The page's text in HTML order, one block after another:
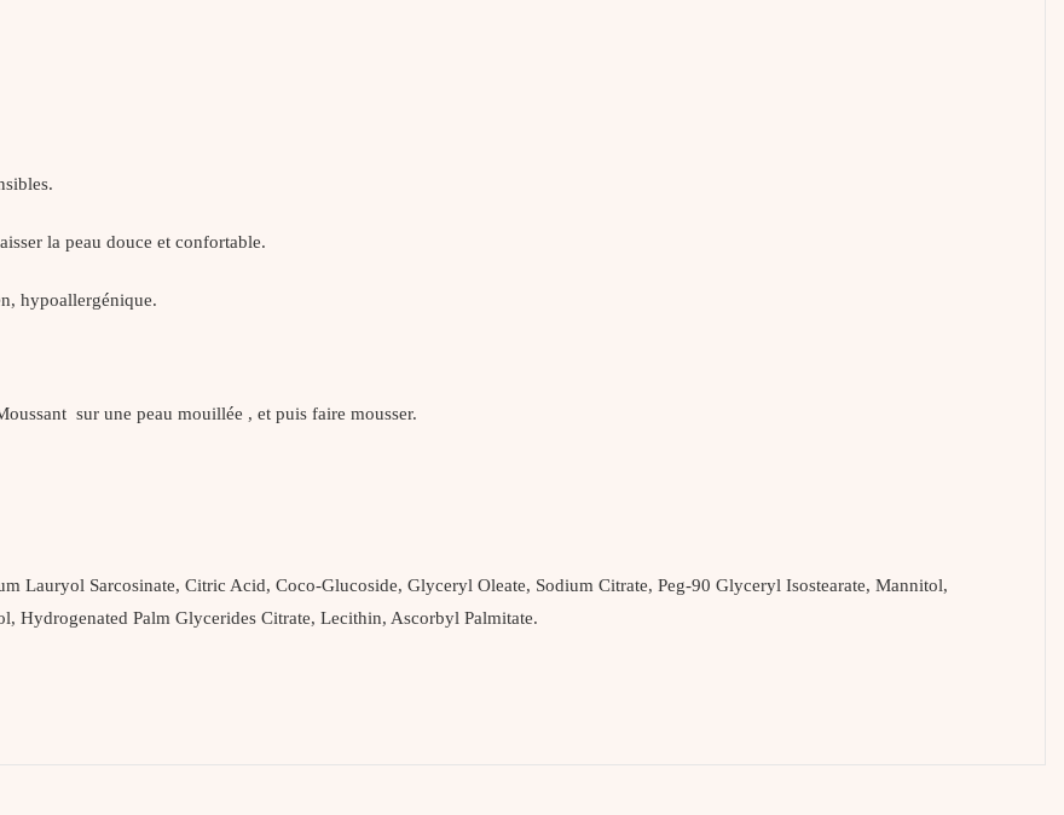
la peau douce et confortable.
hypoallergénique.
sur une peau mouillée , et puis faire mousser.
Lauryol Sarcosinate, Citric Acid, Coco-Glucoside, Glyceryl Oleate, Sodium Citrate, Peg-90 Glyceryl Isostearate, Mannitol,
Hydrogenated Palm Glycerides Citrate, Lecithin, Ascorbyl Palmitate.